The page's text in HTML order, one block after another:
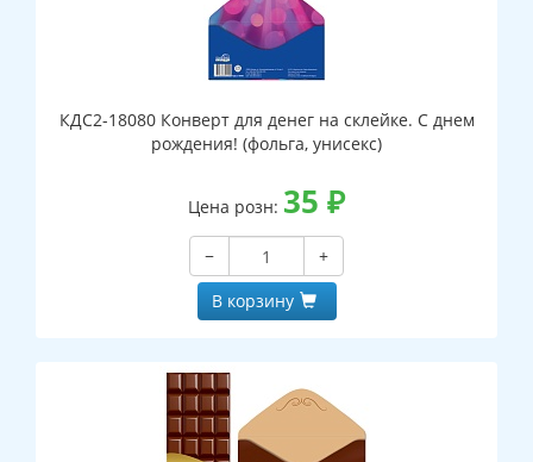
КДС2-18080 Конверт для денег на склейке. С днем
рождения! (фольга, унисекс)
Цена розн: 35 ₽
−
+
В корзину